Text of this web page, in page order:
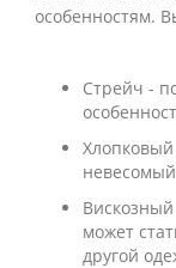
особенностям.
Стрейч -
может
другой